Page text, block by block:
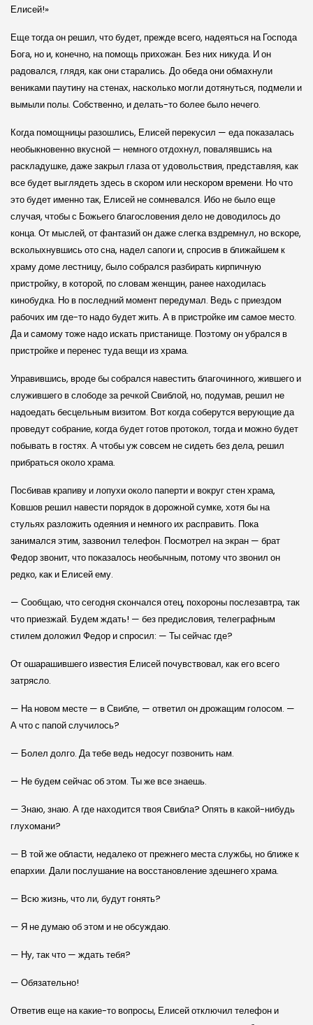
Елисей!»
Еще тогда он решил, что будет, прежде всего, надеяться на Господа
Бога, но и, конечно, на помощь прихожан. Без них никуда. И он
радовался, глядя, как они старались. До обеда они обмахнули
вениками паутину на стенах, насколько могли дотянуться, подмели и
вымыли полы. Собственно, и делать-то более было нечего.
Когда помощницы разошлись, Елисей перекусил — еда показалась
необыкновенно вкусной — немного отдохнул, повалявшись на
раскладушке, даже закрыл глаза от удовольствия, представляя, как
все будет выглядеть здесь в скором или нескором времени. Но что
это будет именно так, Елисей не сомневался. Ибо не было еще
случая, чтобы с Божьего благословения дело не доводилось до
конца. От мыслей, от фантазий он даже слегка вздремнул, но вскоре,
всколыхнувшись ото сна, надел сапоги и, спросив в ближайшем к
храму доме лестницу, было собрался разбирать кирпичную
пристройку, в которой, по словам женщин, ранее находилась
кинобудка. Но в последний момент передумал. Ведь с приездом
рабочих им где-то надо будет жить. А в пристройке им самое место.
Да и самому тоже надо искать пристанище. Поэтому он убрался в
пристройке и перенес туда вещи из храма.
Управившись, вроде бы собрался навестить благочинного, жившего и
служившего в слободе за речкой Свиблой, но, подумав, решил не
надоедать бесцельным визитом. Вот когда соберутся верующие да
проведут собрание, когда будет готов протокол, тогда и можно будет
побывать в гостях. А чтобы уж совсем не сидеть без дела, решил
прибраться около храма.
Посбивав крапиву и лопухи около паперти и вокруг стен храма,
Ковшов решил навести порядок в дорожной сумке, хотя бы на
стульях разложить одеяния и немного их расправить. Пока
занимался этим, зазвонил телефон. Посмотрел на экран — брат
Федор звонит, что показалось необычным, потому что звонил он
редко, как и Елисей ему.
— Сообщаю, что сегодня скончался отец, похороны послезавтра, так
что приезжай. Будем ждать! — без предисловия, телеграфным
стилем доложил Федор и спросил: — Ты сейчас где?
От ошарашившего известия Елисей почувствовал, как его всего
затрясло.
— На новом месте — в Свибле, — ответил он дрожащим голосом. —
А что с папой случилось?
— Болел долго. Да тебе ведь недосуг позвонить нам.
— Не будем сейчас об этом. Ты же все знаешь.
— Знаю, знаю. А где находится твоя Свибла? Опять в какой-нибудь
глухомани?
— В той же области, недалеко от прежнего места службы, но ближе к
епархии. Дали послушание на восстановление здешнего храма.
— Всю жизнь, что ли, будут гонять?
— Я не думаю об этом и не обсуждаю.
— Ну, так что — ждать тебя?
— Обязательно!
Ответив еще на какие-то вопросы, Елисей отключил телефон и